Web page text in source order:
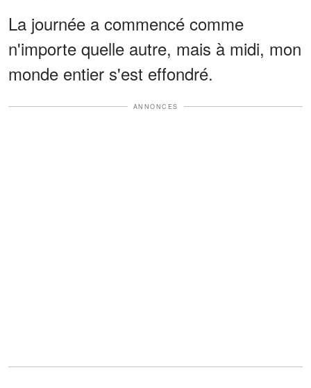
La journée a commencé comme
n'importe quelle autre, mais à midi, mon
monde entier s'est effondré.
ANNONCES